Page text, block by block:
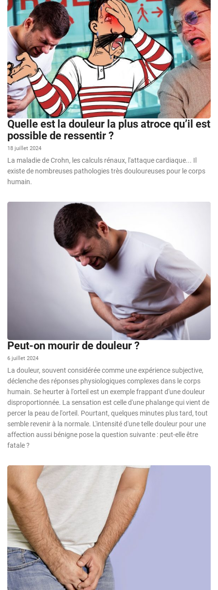
Quelle est la douleur la plus atroce qu’il est
possible de ressentir ?
18 juillet 2024
La maladie de Crohn, les calculs rénaux, l'attaque cardiaque... Il
existe de nombreuses pathologies très douloureuses pour le corps
humain.
Peut-on mourir de douleur ?
6 juillet 2024
La douleur, souvent considérée comme une expérience subjective,
déclenche des réponses physiologiques complexes dans le corps
humain. Se heurter à l'orteil est un exemple frappant d'une douleur
disproportionnée. La sensation est celle d'une phalange qui vient de
percer la peau de l'orteil. Pourtant, quelques minutes plus tard, tout
semble revenir à la normale. L'intensité d'une telle douleur pour une
affection aussi bénigne pose la question suivante : peut-elle être
fatale ?